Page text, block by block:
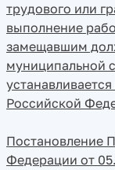
трудового или
выполнение
замещавшим
муниципальной
Российской
Постановление
Федерации от